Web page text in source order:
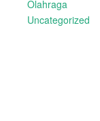
Olahraga
Uncategorized